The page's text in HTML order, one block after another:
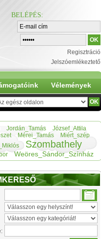
BELÉPÉS:
Regisztráció
Jelszóemlékeztető
Vélemények
Jordán_Tamás
József_Attila
Mérei_Tamás
Miért_szép
Szombathely
Weöres_Sándor_Színház